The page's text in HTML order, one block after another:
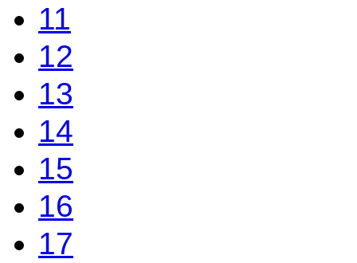
11
12
13
14
15
16
17